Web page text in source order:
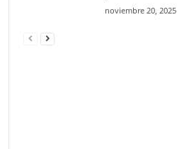
noviembre 20, 2025